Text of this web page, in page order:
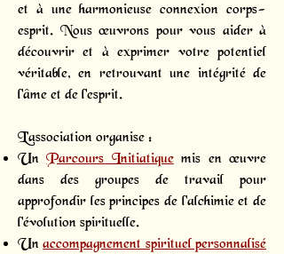
et à une harmonieuse connexion corps-
esprit. Nous œuvrons pour vous aider à
découvrir et à exprimer votre potentiel
véritable, en retrouvant une intégrité de
l'âme et de l'esprit.
L’association organise :
UnParcours Initiatique mis en œuvre
dans des groupes de travail pour
approfondir les principes de l'alchimie et de
l'évolution spirituelle.
Unaccompagnement spirituel personnalisé